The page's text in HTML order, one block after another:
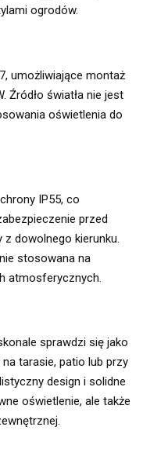
ogrodów.
umożliwiające montaż
Źródło światła nie jest
oświetlenia do
IP55, co
przed
dowolnego kierunku.
stosowana na
atmosferycznych.
sprawdzi się jako
tarasie, patio lub przy
design i solidne
oświetlenie, ale także